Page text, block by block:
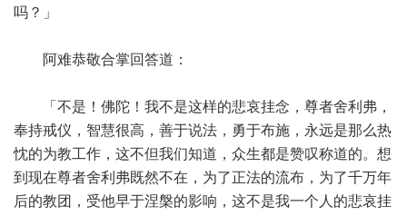
吗？」
阿难恭敬合掌回答道：
「不是！佛陀！我不是这样的悲哀挂念，尊者舍利弗，
奉持戒仪，智慧很高，善于说法，勇于布施，永远是那么热
忱的为教工作，这不但我们知道，众生都是赞叹称道的。想
到现在尊者舍利弗既然不在，为了正法的流布，为了千万年
后的教团，受他早于涅槃的影响，这不是我一个人的悲哀挂